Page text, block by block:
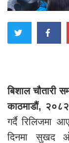
बिशाल चौतारी
काठमाडौं,
गर्दै रिलिजमा
दिनमा सुखद